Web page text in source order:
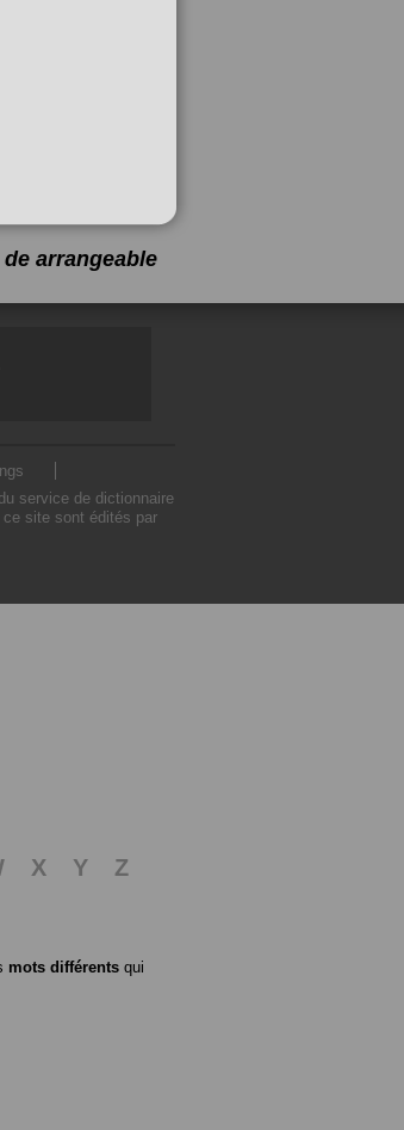
de arrangeable
service de dictionnaire
site sont édités par
X Y
Z
mots différents qui